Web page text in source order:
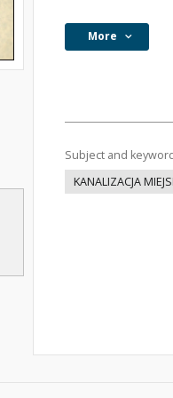
More
Subject and
KANALIZACJA